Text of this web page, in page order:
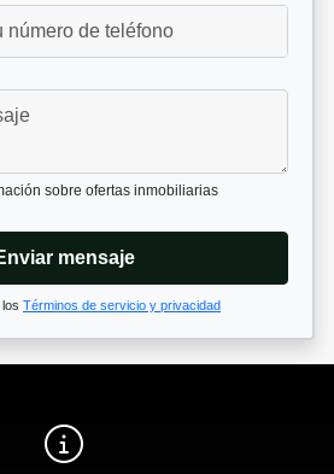
sobre ofertas inmobiliarias
mensaje
Términos de servicio y privacidad